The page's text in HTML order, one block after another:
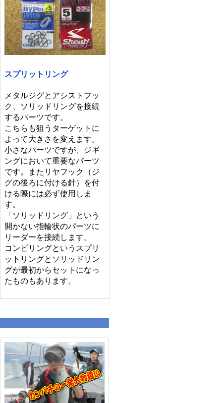
スプリットリング
メタルジグとアシストフッ
ク、ソリッドリングを接続
するパーツです。
こちらも狙うターゲットに
よって大きさを変えます。
小さなパーツですが、ジギ
ングにおいて重要なパーツ
です。またリヤフック（ジ
グの後ろに付ける針）を付
ける際には必ず使用しま
す。
「ソリッドリング」という
開かない指輪状のパーツに
リーダーを接続します。
コンビリングというスプリ
ットリングとソリッドリン
グが最初からセットになっ
たものもあります。